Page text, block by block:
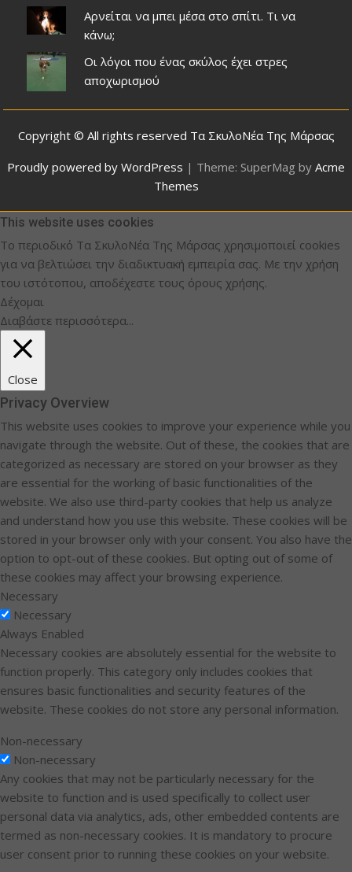
Αρνείται να μπει μέσα στο σπίτι. Τι να
κάνω;
Οι λόγοι που ένας σκύλος έχει στρες
αποχωρισμού
Copyright © All rights reserved Τα ΣκυλοΝέα Της Μάρσας
Proudly powered by WordPress | Theme: SuperMag by Acme
Themes
This website uses cookies
Το περιοδικό Τα ΣκυλοΝέα Της Μάρσας χρησιμοποιεί cookies
για να βελτιώσει την διαδικτυακή εμπειρία σας. Με την χρήση
του ιστότοπου, αποδέχεστε τους όρους χρήσης.
Δέχομαι
Διαβάστε περισσότερα...
Close
Privacy Overview
This website uses cookies to improve your experience while you
navigate through the website. Out of these, the cookies that are
categorized as necessary are stored on your browser as they
are essential for the working of basic functionalities of the
website. We also use third-party cookies that help us analyze
and understand how you use this website. These cookies will be
stored in your browser only with your consent. You also have the
option to opt-out of these cookies. But opting out of some of
these cookies may affect your browsing experience.
Necessary
Necessary
Always Enabled
Necessary cookies are absolutely essential for the website to
function properly. This category only includes cookies that
ensures basic functionalities and security features of the
website. These cookies do not store any personal information.
Non-necessary
Non-necessary
Any cookies that may not be particularly necessary for the
website to function and is used specifically to collect user
personal data via analytics, ads, other embedded contents are
termed as non-necessary cookies. It is mandatory to procure
user consent prior to running these cookies on your website.